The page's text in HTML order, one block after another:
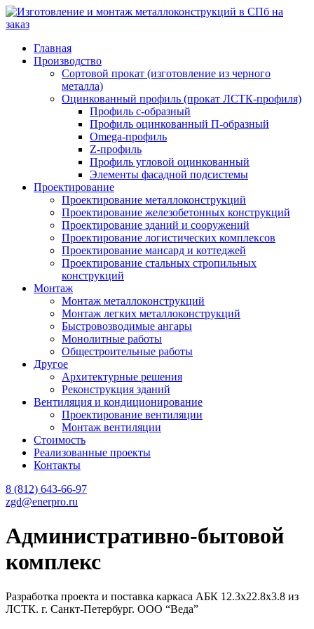
Главная
Производство
Сортовой прокат (изготовление из черного
металла)
Оцинкованный профиль (прокат ЛСТК-профиля)
Профиль с-образный
Профиль оцинкованный П-образный
Omega-профиль
Z-профиль
Профиль угловой оцинкованный
Элементы фасадной подсистемы
Проектирование
Проектирование металлоконструкций
Проектирование железобетонных конструкций
Проектирование зданий и сооружений
Проектирование логистических комплексов
Проектирование мансард и коттеджей
Проектирование стальных стропильных
конструкций
Монтаж
Монтаж металлоконструкций
Монтаж легких металлоконструкций
Быстровозводимые ангары
Монолитные работы
Общестроительные работы
Другое
Архитектурные решения
Реконструкция зданий
Вентиляция и кондиционирование
Проектирование вентиляции
Монтаж вентиляции
Cтоимость
Реализованные проекты
Контакты
8 (812) 643-66-97
zgd@enerpro.ru
Административно-бытовой
комплекс
Разработка проекта и поставка каркаса АБК 12.3х22.8х3.8 из
ЛСТК. г. Санкт-Петербург. ООО “Веда”